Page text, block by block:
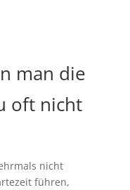
man die
oft nicht
nicht
führen,